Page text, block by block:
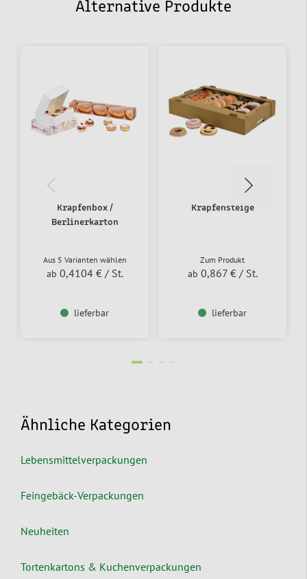
Alternative Produkte
Krapfenbox /
Berlinerkarton
Aus 5 Varianten wählen
ab 0,4104 € / St.
lieferbar
Krapfensteige
Zum Produkt
ab 0,867 € / St.
lieferbar
Ähnliche Kategorien
Lebensmittelverpackungen
Feingebäck-Verpackungen
Neuheiten
Tortenkartons & Kuchenverpackungen